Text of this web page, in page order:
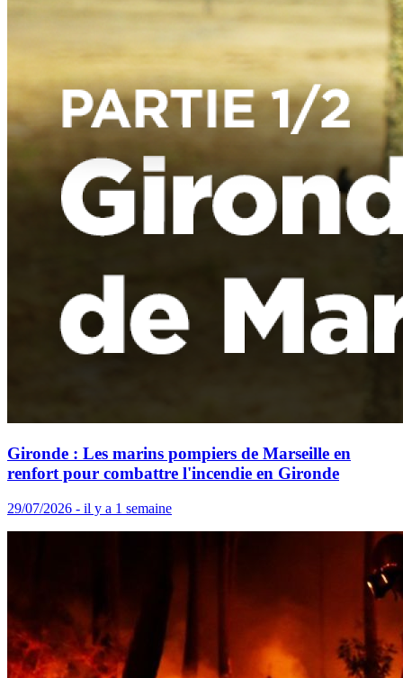
Gironde : Les marins pompiers de Marseille en
renfort pour combattre l'incendie en Gironde
29/07/2026 - il y a 1 semaine